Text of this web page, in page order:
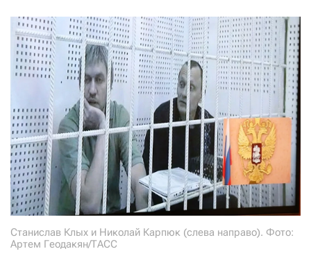
Станислав Клых и Николай Карпюк (слева направо). Фото:
Артем Геодакян/ТАСС